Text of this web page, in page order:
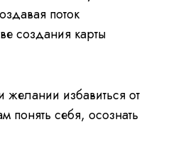
поток
создания карты
избавиться от
понять себя, осознать